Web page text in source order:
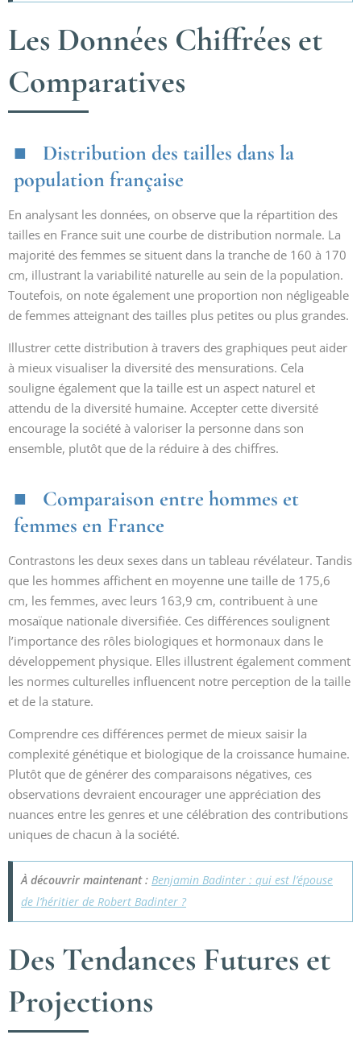
Les Données Chiffrées et
Comparatives
Distribution des tailles dans la
population française
En analysant les données, on observe que la répartition des
tailles en France suit une courbe de distribution normale. La
majorité des femmes se situent dans la tranche de 160 à 170
cm, illustrant la variabilité naturelle au sein de la population.
Toutefois, on note également une proportion non négligeable
de femmes atteignant des tailles plus petites ou plus grandes.
Illustrer cette distribution à travers des graphiques peut aider
à mieux visualiser la diversité des mensurations. Cela
souligne également que la taille est un aspect naturel et
attendu de la diversité humaine. Accepter cette diversité
encourage la société à valoriser la personne dans son
ensemble, plutôt que de la réduire à des chiffres.
Comparaison entre hommes et
femmes en France
Contrastons les deux sexes dans un tableau révélateur. Tandis
que les hommes affichent en moyenne une taille de 175,6
cm, les femmes, avec leurs 163,9 cm, contribuent à une
mosaïque nationale diversifiée. Ces différences soulignent
l’importance des rôles biologiques et hormonaux dans le
développement physique. Elles illustrent également comment
les normes culturelles influencent notre perception de la taille
et de la stature.
Comprendre ces différences permet de mieux saisir la
complexité génétique et biologique de la croissance humaine.
Plutôt que de générer des comparaisons négatives, ces
observations devraient encourager une appréciation des
nuances entre les genres et une célébration des contributions
uniques de chacun à la société.
À découvrir maintenant : Benjamin Badinter : qui est l’épouse
de l’héritier de Robert Badinter ?
Des Tendances Futures et
Projections